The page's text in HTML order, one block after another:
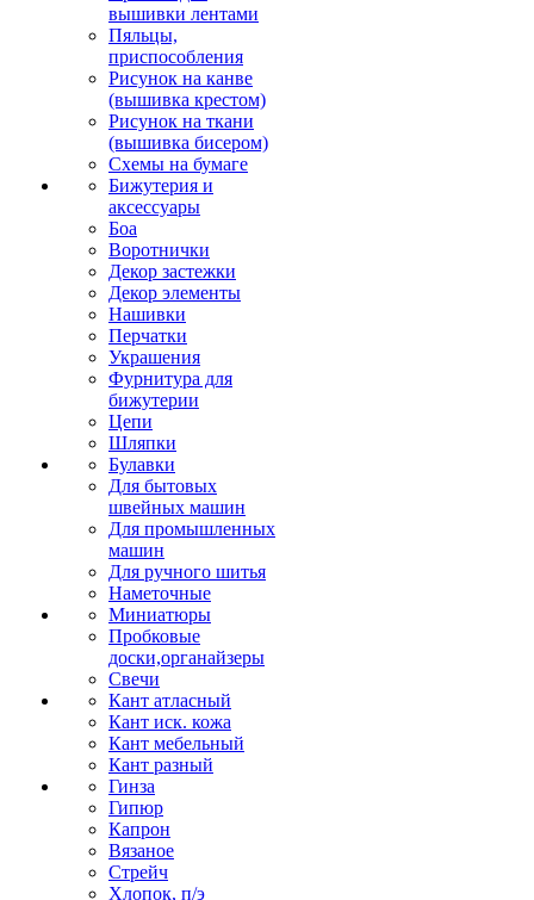
вышивки лентами
Пяльцы,
приспособления
Рисунок на канве
(вышивка крестом)
Рисунок на ткани
(вышивка бисером)
Схемы на бумаге
Бижутерия и
аксессуары
Боа
Воротнички
Декор застежки
Декор элементы
Нашивки
Перчатки
Украшения
Фурнитура для
бижутерии
Цепи
Шляпки
Булавки
Для бытовых
швейных машин
Для промышленных
машин
Для ручного шитья
Наметочные
Миниатюры
Пробковые
доски,органайзеры
Свечи
Кант атласный
Кант иск. кожа
Кант мебельный
Кант разный
Гинза
Гипюр
Капрон
Вязаное
Стрейч
Хлопок, п/э